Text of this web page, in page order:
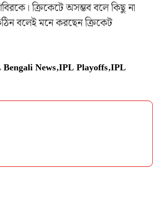
ক্রিকেটে অসম্ভব বলে কিছু না
বলেই মনে করছেন ক্রিকেট
News,IPL Playoffs,IPL